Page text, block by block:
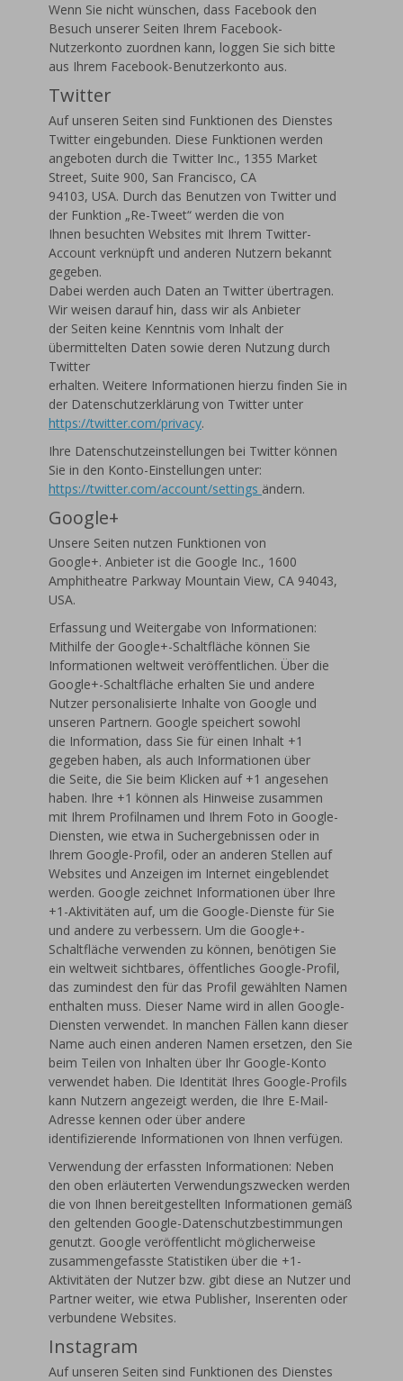
Wenn Sie nicht wünschen, dass Facebook den
Besuch unserer Seiten Ihrem Facebook-
Nutzerkonto zuordnen kann, loggen Sie sich bitte
aus Ihrem Facebook-Benutzerkonto aus.
Twitter
Auf unseren Seiten sind Funktionen des Dienstes
Twitter eingebunden. Diese Funktionen werden
angeboten durch die Twitter Inc., 1355 Market
Street, Suite 900, San Francisco, CA
94103, USA. Durch das Benutzen von Twitter und
der Funktion „Re-Tweet“ werden die von
Ihnen besuchten Websites mit Ihrem Twitter-
Account verknüpft und anderen Nutzern bekannt
gegeben.
Dabei werden auch Daten an Twitter übertragen.
Wir weisen darauf hin, dass wir als Anbieter
der Seiten keine Kenntnis vom Inhalt der
übermittelten Daten sowie deren Nutzung durch
Twitter
erhalten. Weitere Informationen hierzu finden Sie in
der Datenschutzerklärung von Twitter unter
https://twitter.com/privacy.
Ihre Datenschutzeinstellungen bei Twitter können
Sie in den Konto-Einstellungen unter:
https://twitter.com/account/settings ändern.
Google+
Unsere Seiten nutzen Funktionen von
Google+. Anbieter ist die Google Inc., 1600
Amphitheatre Parkway Mountain View, CA 94043,
USA.
Erfassung und Weitergabe von Informationen:
Mithilfe der Google+-Schaltfläche können Sie
Informationen weltweit veröffentlichen. Über die
Google+-Schaltfläche erhalten Sie und andere
Nutzer personalisierte Inhalte von Google und
unseren Partnern. Google speichert sowohl
die Information, dass Sie für einen Inhalt +1
gegeben haben, als auch Informationen über
die Seite, die Sie beim Klicken auf +1 angesehen
haben. Ihre +1 können als Hinweise zusammen
mit Ihrem Profilnamen und Ihrem Foto in Google-
Diensten, wie etwa in Suchergebnissen oder in
Ihrem Google-Profil, oder an anderen Stellen auf
Websites und Anzeigen im Internet eingeblendet
werden. Google zeichnet Informationen über Ihre
+1-Aktivitäten auf, um die Google-Dienste für Sie
und andere zu verbessern. Um die Google+-
Schaltfläche verwenden zu können, benötigen Sie
ein weltweit sichtbares, öffentliches Google-Profil,
das zumindest den für das Profil gewählten Namen
enthalten muss. Dieser Name wird in allen Google-
Diensten verwendet. In manchen Fällen kann dieser
Name auch einen anderen Namen ersetzen, den Sie
beim Teilen von Inhalten über Ihr Google-Konto
verwendet haben. Die Identität Ihres Google-Profils
kann Nutzern angezeigt werden, die Ihre E-Mail-
Adresse kennen oder über andere
identifizierende Informationen von Ihnen verfügen.
Verwendung der erfassten Informationen: Neben
den oben erläuterten Verwendungszwecken werden
die von Ihnen bereitgestellten Informationen gemäß
den geltenden Google-Datenschutzbestimmungen
genutzt. Google veröffentlicht möglicherweise
zusammengefasste Statistiken über die +1-
Aktivitäten der Nutzer bzw. gibt diese an Nutzer und
Partner weiter, wie etwa Publisher, Inserenten oder
verbundene Websites.
Instagram
Auf unseren Seiten sind Funktionen des Dienstes